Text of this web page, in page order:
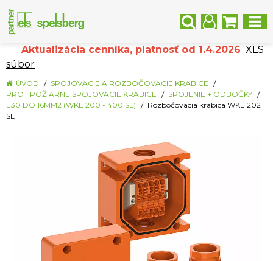
Aktualizácia cenníka, platnosť od 1.4.2026 XLS
súbor
ÚVOD
SPOJOVACIE A ROZBOČOVACIE KRABICE
PROTIPOŽIARNE SPOJOVACIE KRABICE
SPOJENIE + ODBOČKY
E30 DO 16MM2 (WKE 200 - 400 SL)
Rozbočovacia krabica WKE 202
SL